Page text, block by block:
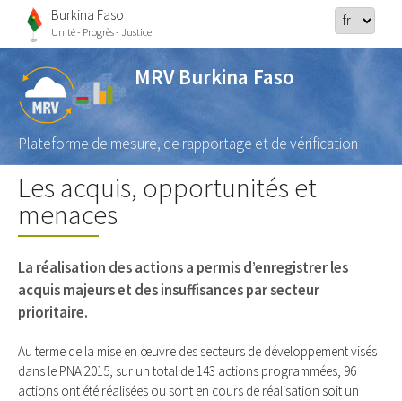
Burkina Faso
Unité - Progrès - Justice
MRV Burkina Faso
Plateforme de mesure, de rapportage et de vérification
Les acquis, opportunités et
menaces
La réalisation des actions a permis d’enregistrer les
acquis majeurs et des insuffisances par secteur
prioritaire.
Au terme de la mise en œuvre des secteurs de développement visés
dans le PNA 2015, sur un total de 143 actions programmées, 96
actions ont été réalisées ou sont en cours de réalisation soit un